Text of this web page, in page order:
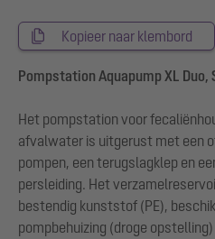
Kopieer naar klembord
Pompstation Aquapump XL Duo,
Het pompstation voor
afvalwater is uitgerust met een
pompen, een terugslagklep en
persleiding. Het
bestendig kunststof (PE),
pompbehuizing (droge